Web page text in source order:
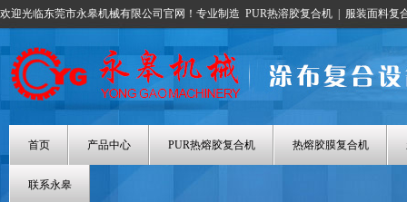
欢迎光临东莞市永皋机械有限公司官网！专业制造 PUR热溶胶复合机 服装面料复
首页 产品中心 PUR热熔胶复合机 热熔胶膜复合机
联系永皋